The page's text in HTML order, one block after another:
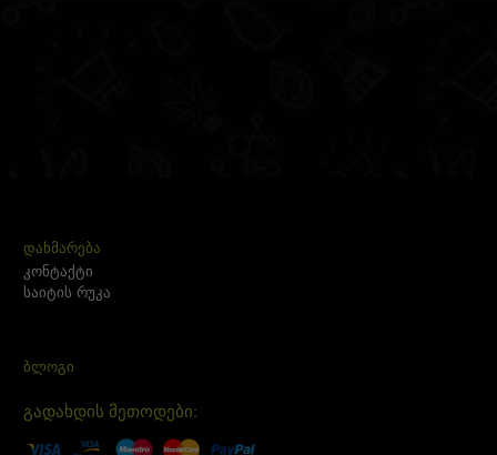
ᲓᲐᲮᲛᲐᲠᲔᲑᲐ
კონტაქტი
საიტის რუკა
ᲑᲚᲝᲒᲘ
გადახდის მეთოდები: